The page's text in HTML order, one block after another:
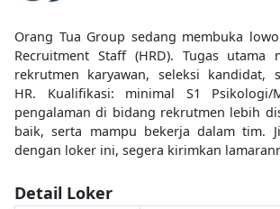
Orang Tua Group sedang membuka
Recruitment Staff (HRD). Tugas utama
rekrutmen karyawan, seleksi kandidat,
HR. Kualifikasi: minimal S1 Psikologi/
pengalaman di bidang rekrutmen lebih
baik, serta mampu bekerja dalam tim.
dengan loker ini, segera kirimkan
Detail Loker